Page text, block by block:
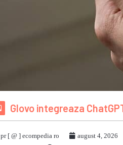
Glovo integreaza
pr [ @ ] ecompedia ro august 4, 2026